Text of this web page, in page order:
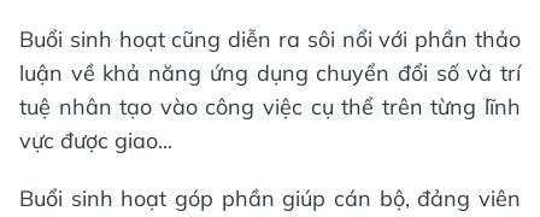
Buổi sinh hoạt cũng diễn ra sôi nổi với phần thảo
luận về khả năng ứng dụng chuyển đổi số và trí
tuệ nhân tạo vào công việc cụ thể trên từng lĩnh
vực được giao...
Buổi sinh hoạt góp phần giúp cán bộ, đảng viên